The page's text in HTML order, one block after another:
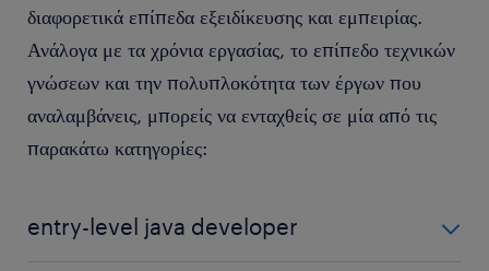
διαφορετικά επίπεδα εξειδίκευσης και εμπειρίας.
Ανάλογα με τα χρόνια εργασίας, το επίπεδο τεχνικών
γνώσεων και την πολυπλοκότητα των έργων που
αναλαμβάνεις, μπορείς να ενταχθείς σε μία από τις
παρακάτω κατηγορίες:
entry-level java developer